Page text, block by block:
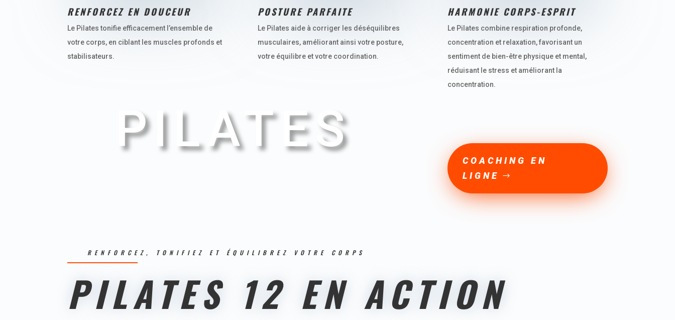
RENFORCEZ EN DOUCEUR
Le Pilates tonifie efficacement l’ensemble de
votre corps, en ciblant les muscles profonds et
stabilisateurs.
POSTURE PARFAITE
Le Pilates aide à corriger les déséquilibres
musculaires, améliorant ainsi votre posture,
votre équilibre et votre coordination.
HARMONIE CORPS-ESPRIT
Le Pilates combine respiration profonde,
concentration et relaxation, favorisant un
sentiment de bien-être physique et mental,
réduisant le stress et améliorant la
concentration.
PILATES
COACHING EN
LIGNE
RENFORCEZ, TONIFIEZ ET ÉQUILIBREZ VOTRE CORPS
PILATES 12 EN ACTION